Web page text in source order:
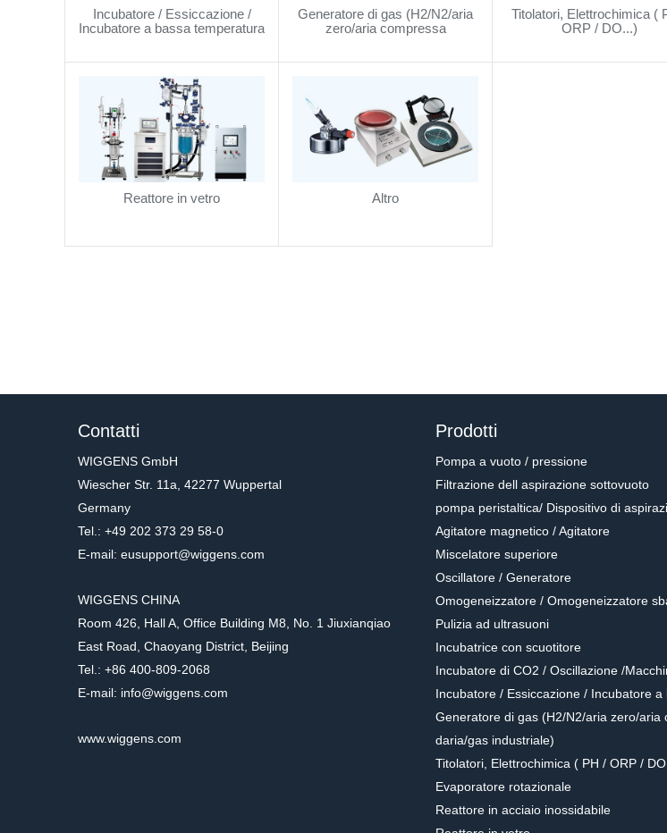
Incubatore / Essiccazione /
Incubatore a bassa temperatura
Generatore di gas (H2/N2/aria
zero/aria compressa
Titolatori, Elettrochimica (
ORP / DO...)
Reattore in vetro Altro
Contatti
WIGGENS GmbH
Wiescher Str. 11a, 42277 Wuppertal
Germany
Tel.: +49 202 373 29 58-0
E-mail: eusupport@wiggens.com
WIGGENS CHINA
Room 426, Hall A, Office Building M8, No. 1 Jiuxianqiao
East Road, Chaoyang District, Beijing
Tel.: +86 400-809-2068
E-mail: info@wiggens.com
www.wiggens.com
Prodotti
Pompa a vuoto / pressione
Filtrazione dell aspirazione sottovuoto
pompa peristaltica/ Dispositivo di
Agitatore magnetico / Agitatore
Miscelatore superiore
Oscillatore / Generatore
Omogeneizzatore / Omogeneizzatore
Pulizia ad ultrasuoni
Incubatrice con scuotitore
Incubatore di CO2 / Oscillazione /
Incubatore / Essiccazione / Incubatore
Generatore di gas (H2/N2/aria zero/
daria/gas industriale)
Titolatori, Elettrochimica ( PH / ORP /
Evaporatore rotazionale
Reattore in acciaio inossidabile